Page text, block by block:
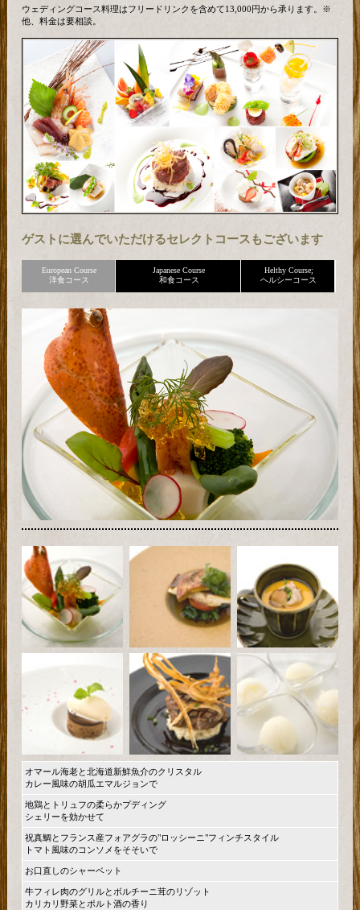
ウェディングコース料理はフリードリンクを含めて13,000円から承ります。※
他、料金は要相談。
ゲストに選んでいただけるセレクトコースもございます
European Course
洋食コース
Japanese Course
和食コース
Helthy Course;
ヘルシーコース
オマール海老と北海道新鮮魚介のクリスタル
カレー風味の胡瓜エマルジョンで
地鶏とトリュフの柔らかプディング
シェリーを効かせて
祝真鯛とフランス産フォアグラの"ロッシーニ"フィンチスタイル
トマト風味のコンソメをそそいで
お口直しのシャーベット
牛フィレ肉のグリルとボルチーニ茸のリゾット
カリカリ野菜とポルト酒の香り